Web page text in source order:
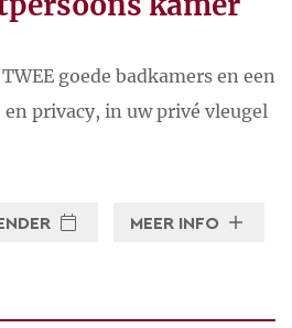
goede badkamers en een
privacy, in uw privé vleugel
MEER INFO